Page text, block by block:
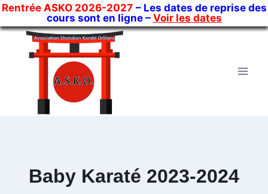
Rentrée ASKO 2026-2027 – Les dates de reprise des
cours sont en ligne – Voir les dates
Skip
Baby Karaté 2023-2024